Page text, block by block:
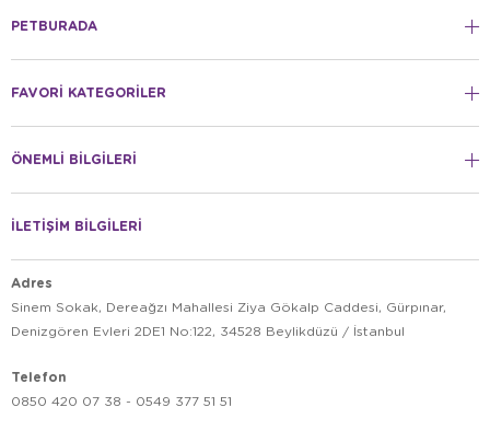
PETBURADA
FAVORİ KATEGORİLER
ÖNEMLİ BİLGİLERİ
İLETİŞİM BİLGİLERİ
Adres
Sinem Sokak, Dereağzı Mahallesi Ziya Gökalp Caddesi, Gürpınar,
Denizgören Evleri 2DE1 No:122, 34528 Beylikdüzü / İstanbul
Telefon
0850 420 07 38 - 0549 377 51 51